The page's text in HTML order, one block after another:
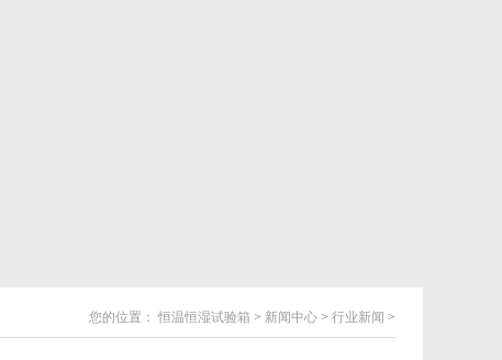
您的位置： 恒温恒湿试验箱 > 新闻中心 > 行业新闻 >